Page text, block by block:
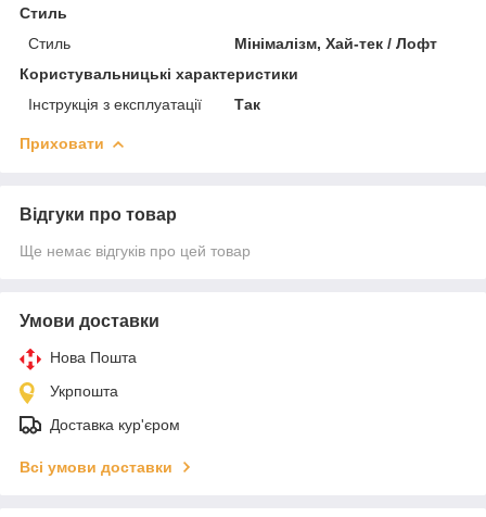
Стиль
Стиль
Мінімалізм, Хай-тек / Лофт
Користувальницькі характеристики
Інструкція з експлуатації
Так
Приховати
Відгуки про товар
Ще немає відгуків про цей товар
Умови доставки
Нова Пошта
Укрпошта
Доставка кур'єром
Всі умови доставки